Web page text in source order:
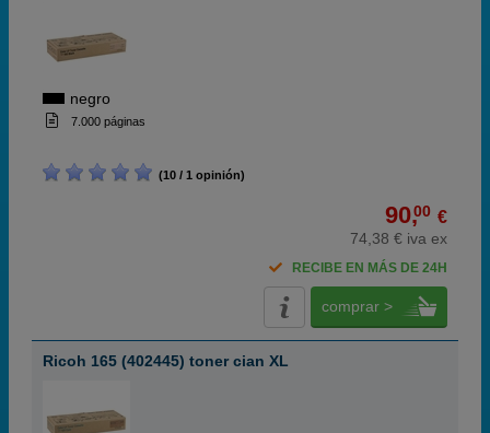
negro
7.000 páginas
(10 / 1 opinión)
90,00 €
74,38 € iva ex
RECIBE EN MÁS DE 24H
comprar >
Ricoh 165 (402445) toner cian XL